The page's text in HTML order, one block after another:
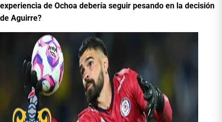
experiencia de Ochoa debería seguir pesando en la decisión
de Aguirre?